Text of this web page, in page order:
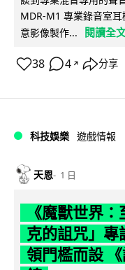
MDR-M1 專業錄音室
意影像製作...
閱讀全
38 4 ↗ 分享
科技娛樂 遊戲情報
天恩 1 日
《魔獸世界
克的詛咒」專
領門檻而設